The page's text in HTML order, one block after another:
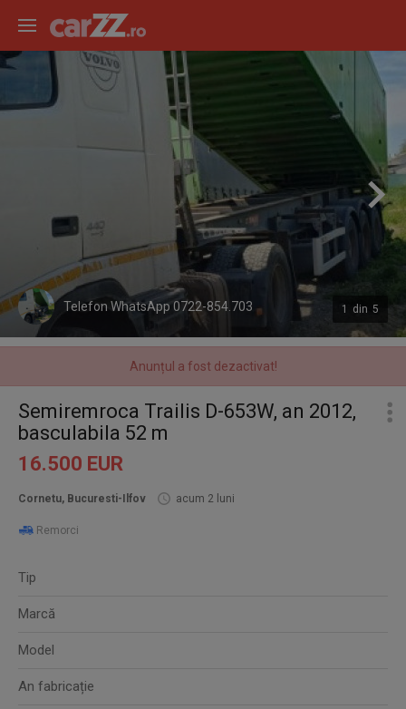
1 din 5
Anunțul a fost dezactivat!
Telefon WhatsApp 0722-854.703
Semiremroca Trailis D-653W, an 2012,
basculabila 52 m
16.500 EUR
Cornetu, Bucuresti-Ilfov acum 2 luni
Remorci
Tip
Marcă
Model
An fabricație